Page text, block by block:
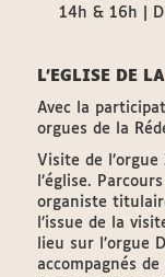
14h & 16h |
L’EGLISE DE
Avec la
orgues de la
Visite de
l’église.
organiste
l’issue de la
lieu sur l’orgue
accompagnés